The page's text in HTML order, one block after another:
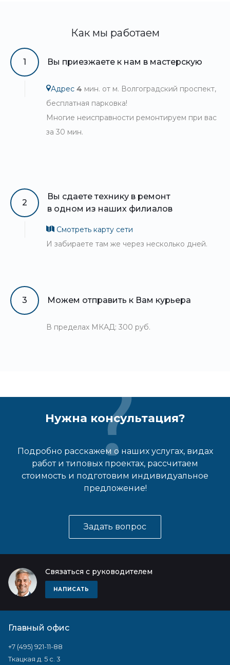
Как мы работаем
1 Вы приезжаете к нам в мастерскую
Адрес 4 мин. от м. Волгоградский проспект,
бесплатная парковка!
Многие неисправности ремонтируем при вас
за 30 мин.
2
Вы сдаете технику в ремонт
в одном из наших филиалов
Смотреть карту сети
И забираете там же через несколько дней.
3 Можем отправить к Вам курьера
В пределах МКАД: 300 руб.
Нужна консультация?
Подробно расскажем о наших услугах, видах
работ и типовых проектах, рассчитаем
стоимость и подготовим индивидуальное
предложение!
Задать вопрос
Связаться с руководителем
НАПИСАТЬ
Главный офис
+7 (495) 921-11-88
Ткацкая д. 5 с. 3